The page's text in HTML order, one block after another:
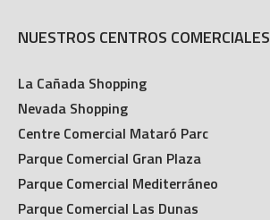
NUESTROS CENTROS COMERCIALES
La Cañada Shopping
Nevada Shopping
Centre Comercial Mataró Parc
Parque Comercial Gran Plaza
Parque Comercial Mediterráneo
Parque Comercial Las Dunas